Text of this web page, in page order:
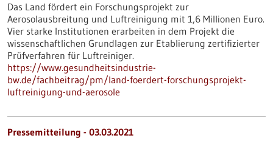
Das Land fördert ein Forschungsprojekt zur
Aerosolausbreitung und Luftreinigung mit 1,6 Millionen Euro.
Vier starke Institutionen erarbeiten in dem Projekt die
wissenschaftlichen Grundlagen zur Etablierung zertifizierter
Prüfverfahren für Luftreiniger.
https://www.gesundheitsindustrie-
bw.de/fachbeitrag/pm/land-foerdert-forschungsprojekt-
luftreinigung-und-aerosole
Pressemitteilung - 03.03.2021